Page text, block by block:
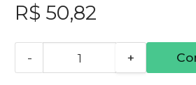
R$ 50,82
- +